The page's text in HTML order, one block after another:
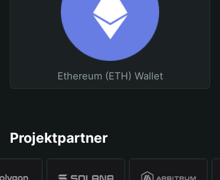
Ethereum (ETH) Wallet
Projektpartner